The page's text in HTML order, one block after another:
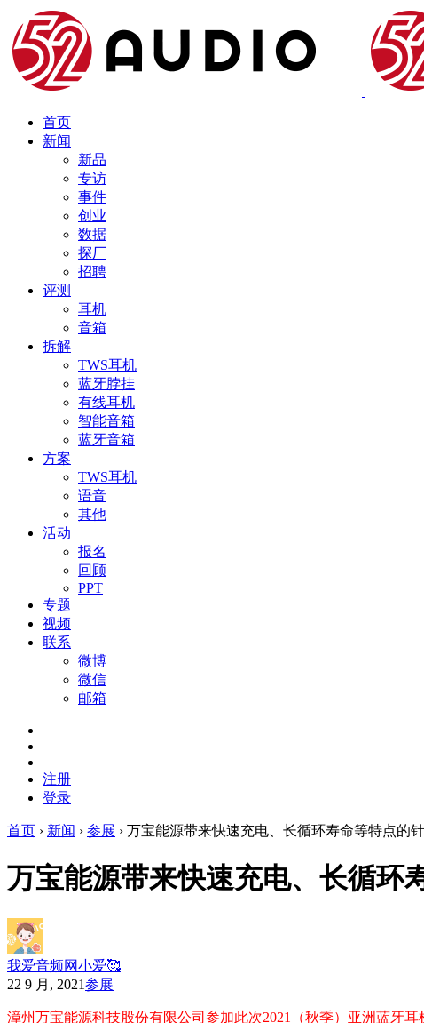
首页
新闻
新品
专访
事件
创业
数据
探厂
招聘
评测
耳机
音箱
拆解
TWS耳机
蓝牙脖挂
有线耳机
智能音箱
蓝牙音箱
方案
TWS耳机
语音
其他
活动
报名
回顾
PPT
专题
视频
联系
微博
微信
邮箱
注册
登录
首页 › 新闻 › 参展 › 万宝能源带来快速充电、长循环寿命等特点的
万宝能源带来快速充电、长循环
我爱音频网小爱🥰
22 9 月, 2021参展
漳州万宝能源科技股份有限公司参加此次2021（秋季）亚洲蓝牙耳